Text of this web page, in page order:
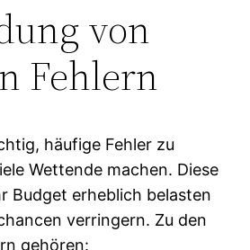
von
Fehlern
häufige Fehler zu
Wettende machen. Diese
Budget erheblich belasten
verringern. Zu den
gehören: